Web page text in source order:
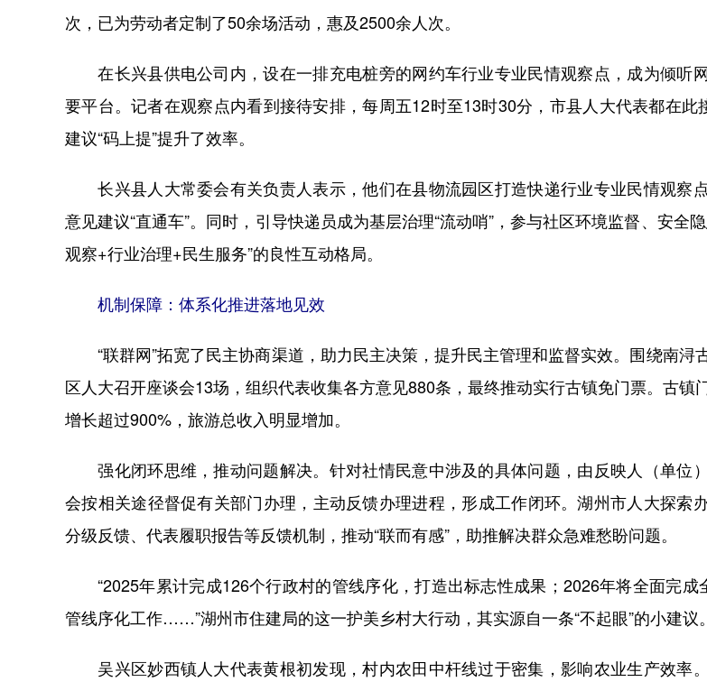
次，已为劳动者定制了50余场活动，惠及2500余人次。
在长兴县供电公司内，设在一排充电桩旁的网约车行业专业民情观察点，成为倾听
要平台。记者在观察点内看到接待安排，每周五12时至13时30分，市县人大代表都在此
建议“码上提”提升了效率。
长兴县人大常委会有关负责人表示，他们在县物流园区打造快递行业专业民情观察
意见建议“直通车”。同时，引导快递员成为基层治理“流动哨”，参与社区环境监督、安全
观察+行业治理+民生服务”的良性互动格局。
机制保障：体系化推进落地见效
“联群网”拓宽了民主协商渠道，助力民主决策，提升民主管理和监督实效。围绕南浔
区人大召开座谈会13场，组织代表收集各方意见880条，最终推动实行古镇免门票。古镇
增长超过900%，旅游总收入明显增加。
强化闭环思维，推动问题解决。针对社情民意中涉及的具体问题，由反映人（单位
会按相关途径督促有关部门办理，主动反馈办理进程，形成工作闭环。湖州市人大探索
分级反馈、代表履职报告等反馈机制，推动“联而有感”，助推解决群众急难愁盼问题。
“2025年累计完成126个行政村的管线序化，打造出标志性成果；2026年将全面完成
管线序化工作……”湖州市住建局的这一护美乡村大行动，其实源自一条“不起眼”的小建议。
吴兴区妙西镇人大代表黄根初发现，村内农田中杆线过于密集，影响农业生产效率。